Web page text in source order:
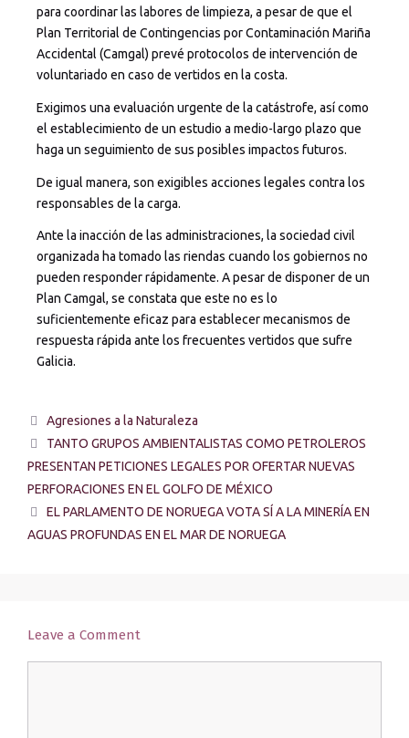
para coordinar las labores de limpieza, a pesar de que el
Plan Territorial de Contingencias por Contaminación Mariña
Accidental (Camgal) prevé protocolos de intervención de
voluntariado en caso de vertidos en la costa.
Exigimos una evaluación urgente de la catástrofe, así como
el establecimiento de un estudio a medio-largo plazo que
haga un seguimiento de sus posibles impactos futuros.
De igual manera, son exigibles acciones legales contra los
responsables de la carga.
Ante la inacción de las administraciones, la sociedad civil
organizada ha tomado las riendas cuando los gobiernos no
pueden responder rápidamente. A pesar de disponer de un
Plan Camgal, se constata que este no es lo
suficientemente eficaz para establecer mecanismos de
respuesta rápida ante los frecuentes vertidos que sufre
Galicia.
Agresiones a la Naturaleza
TANTO GRUPOS AMBIENTALISTAS COMO PETROLEROS
PRESENTAN PETICIONES LEGALES POR OFERTAR NUEVAS
PERFORACIONES EN EL GOLFO DE MÉXICO
EL PARLAMENTO DE NORUEGA VOTA SÍ A LA MINERÍA EN
AGUAS PROFUNDAS EN EL MAR DE NORUEGA
Leave a Comment